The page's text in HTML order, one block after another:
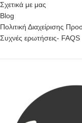
Σχετικά με μας
Blog
Πολιτική Διαχείρισης
Συχνές ερωτήσεις- FAQS